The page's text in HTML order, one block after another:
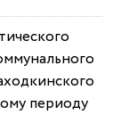
периоду